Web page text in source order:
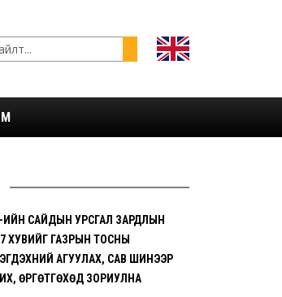
ИЙН САЙДЫН УРСГАЛ ЗАРДЛЫН
ХУВИЙГ ГАЗРЫН ТОСНЫ
АГУУЛАХ, САВ ШИНЭЭР
ӨРГӨТГӨХӨД ЗОРИУЛНА